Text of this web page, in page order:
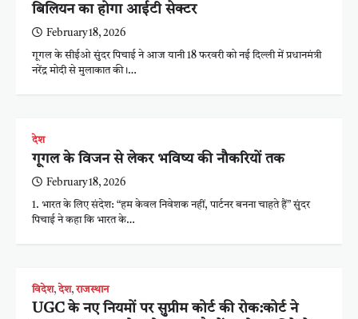
बिलियन का होगा आईटी सेक्टर
February 18, 2026
गूगल के सीईओ सुंदर पिचाई ने आज यानी 18 फरवरी को नई दिल्ली में प्रधानमंत्री
नरेंद्र मोदी से मुलाकात की।…
देश
गूगल के विजन से लेकर भविष्य की नौकरियों तक
February 18, 2026
1. भारत के लिए संदेश: “हम केवल निवेशक नहीं, पार्टनर बनना चाहते हैं” सुंदर
पिचाई ने कहा कि भारत के…
विदेश, देश, राजस्थान
UGC के नए नियमों पर सुप्रीम कोर्ट की रोक:कोर्ट ने